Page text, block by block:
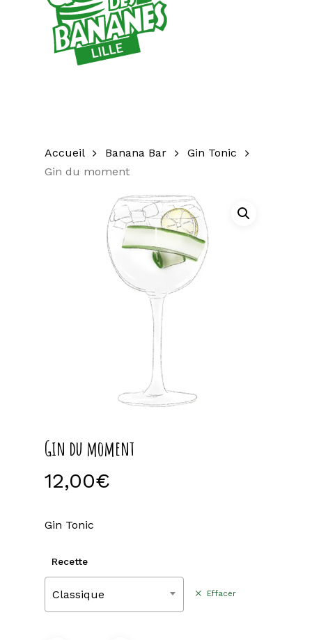
Accueil Banana Bar
Gin Tonic
Gin du moment
Gin du moment
12,00€
Gin Tonic
Recette
Classique Effacer